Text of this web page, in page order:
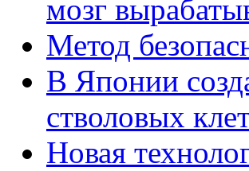
мозг
Метод
В Японии
стволовых
Новая